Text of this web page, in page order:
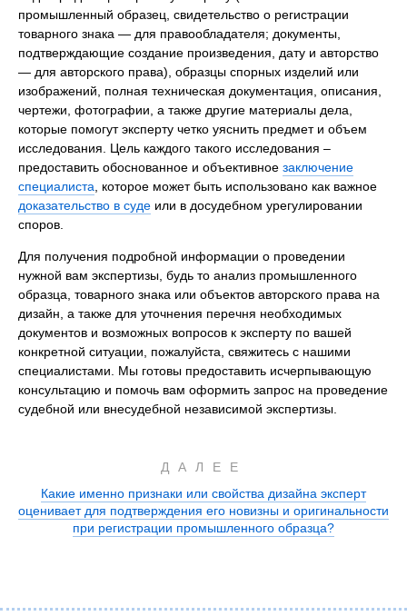
промышленный образец, свидетельство о регистрации
товарного знака — для правообладателя; документы,
подтверждающие создание произведения, дату и авторство
— для авторского права), образцы спорных изделий или
изображений, полная техническая документация, описания,
чертежи, фотографии, а также другие материалы дела,
которые помогут эксперту четко уяснить предмет и объем
исследования. Цель каждого такого исследования –
предоставить обоснованное и объективное заключение
специалиста, которое может быть использовано как важное
доказательство в суде или в досудебном урегулировании
споров.
Для получения подробной информации о проведении
нужной вам экспертизы, будь то анализ промышленного
образца, товарного знака или объектов авторского права на
дизайн, а также для уточнения перечня необходимых
документов и возможных вопросов к эксперту по вашей
конкретной ситуации, пожалуйста, свяжитесь с нашими
специалистами. Мы готовы предоставить исчерпывающую
консультацию и помочь вам оформить запрос на проведение
судебной или внесудебной независимой экспертизы.
ДАЛЕЕ
Какие именно признаки или свойства дизайна эксперт
оценивает для подтверждения его новизны и оригинальности
при регистрации промышленного образца?